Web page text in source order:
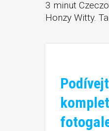
3 minut
Honzy Witty.